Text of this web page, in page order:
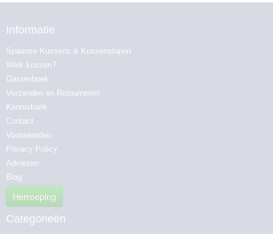
Informatie
Spaanse Kussens & Kussenslopen
Welk kussen?
Gastenboek
Verzenden en Retourneren
Kennisbank
Contact
Voorwaarden
Privacy Policy
Adviezen
Blog
Herroeping
Categorieën